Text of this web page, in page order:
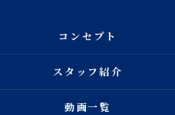
コンセプト
スタッフ紹介
動画一覧